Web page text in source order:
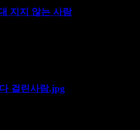
지지 않는 사람
걸린사람.jpg